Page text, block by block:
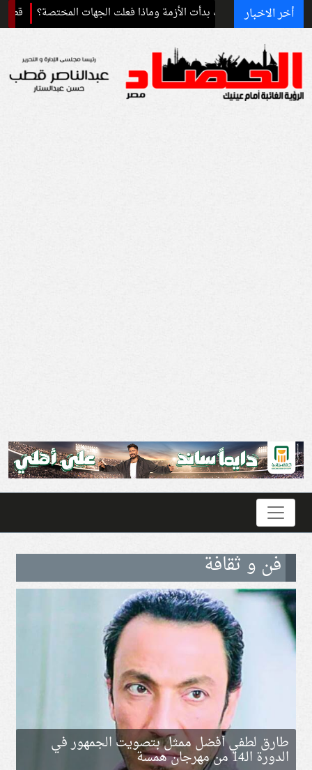
أخر الاخبار
كيف بدأت الأزمة وماذا فعلت الجهات المختصة؟ قطع مياه
فن و ثقافة
طارق لطفي أفضل ممثل بتصويت الجمهور في
الدورة الـ14 من مهرجان همسة